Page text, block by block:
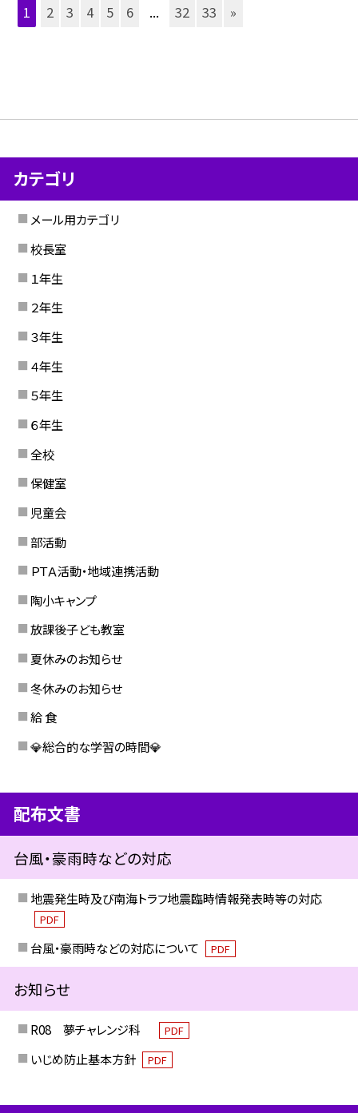
1 2 3 4 5 6 ... 32 33 »
カテゴリ
メール用カテゴリ
校長室
１年生
２年生
３年生
４年生
５年生
６年生
全校
保健室
児童会
部活動
ＰＴＡ活動・地域連携活動
陶小キャンプ
放課後子ども教室
夏休みのお知らせ
冬休みのお知らせ
給 食
💎総合的な学習の時間💎
配布文書
台風・豪雨時などの対応
地震発生時及び南海トラフ地震臨時情報発表時等の対応
PDF
台風・豪雨時などの対応について PDF
お知らせ
R08 夢チャレンジ科 PDF
いじめ防止基本方針 PDF